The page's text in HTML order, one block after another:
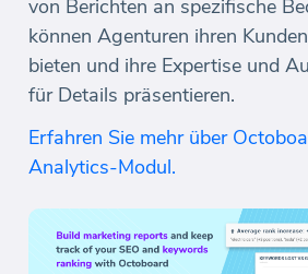
von Berichten an spezifische
können Agenturen ihren
bieten und ihre Expertise und
für Details präsentieren.
Erfahren Sie mehr über
Analytics-Modul.